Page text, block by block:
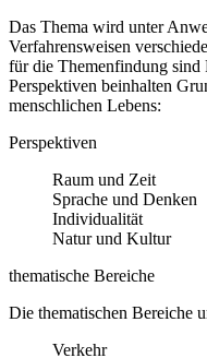
Das Thema wird unter
Verfahrensweisen
für die Themenfindung sind
Perspektiven beinhalten
menschlichen Lebens:
Perspektiven
Raum und Zeit
Sprache und Denken
Individualität
Natur und Kultur
thematische Bereiche
Die thematischen Bereiche
Verkehr